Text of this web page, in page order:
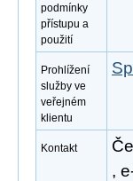
podmínky
přístupu a
použití
Prohlížení
služby ve
veřejném
klientu
Kontakt
,